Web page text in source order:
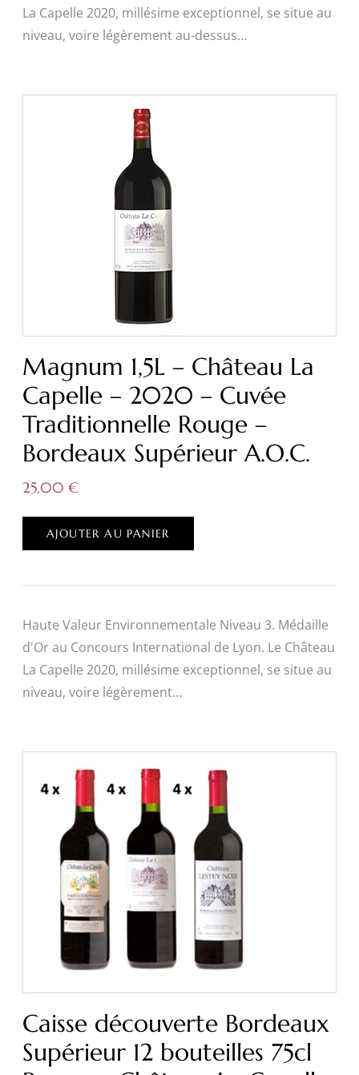
La Capelle 2020, millésime exceptionnel, se situe au
niveau, voire légèrement au-dessus…
Magnum 1,5L – Château La
Capelle – 2020 – Cuvée
Traditionnelle Rouge –
Bordeaux Supérieur A.O.C.
25,00 €
AJOUTER AU PANIER
Haute Valeur Environnementale Niveau 3. Médaille
d'Or au Concours International de Lyon. Le Château
La Capelle 2020, millésime exceptionnel, se situe au
niveau, voire légèrement…
Caisse découverte Bordeaux
Supérieur 12 bouteilles 75cl